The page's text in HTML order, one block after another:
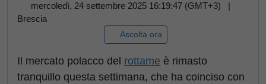
mercoledì, 24 settembre 2025 16:19:47 (GMT+3) |
Brescia
Ascolta ora
Il mercato polacco del rottame è rimasto
tranquillo questa settimana, che ha coinciso con